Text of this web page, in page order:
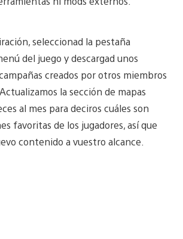
seleccionad la pestaña
del juego y descargad unos
creados por otros miembros
la sección de mapas
al mes para deciros cuáles son
favoritas de los jugadores, así que
contenido a vuestro alcance.